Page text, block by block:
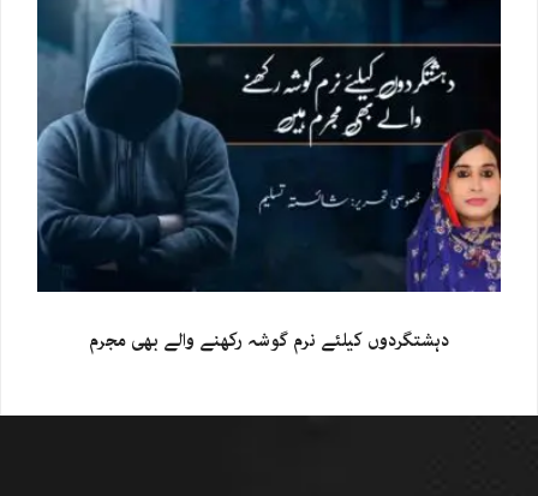
دہشتگردوں کیلئے نرم گوشہ رکھنے والے بھی مجرم